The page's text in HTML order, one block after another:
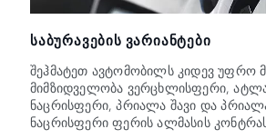
ᲡᲐᲑᲣᲠᲐᲕᲔᲑᲘᲡ ᲕᲐᲠᲘᲐᲜᲢᲔᲑᲘ
შეჰმატეთ ავტომობილს კიდევ უფრო
მიმზიდველობა ვერცხლისფერი,
ნაცრისფერი, პრიალა შავი და
ნაცრისფერი ფერის ალმასის